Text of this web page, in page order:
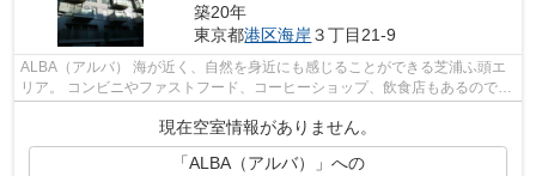
築20年
東京都港区海岸３丁目21-9
ALBA（アルバ） 海が近く、自然を身近にも感じることができる芝浦ふ頭エ
リア。 コンビニやファストフード、コーヒーショップ、飲食店もあるので1
現在空室情報がありません。
「ALBA（アルバ）」への